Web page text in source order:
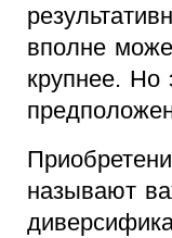
вполне
крупнее.
называют